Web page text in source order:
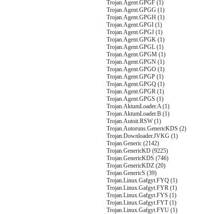
Trojan.Agent.GPGF (1)
Trojan.Agent.GPGG (1)
Trojan.Agent.GPGH (1)
Trojan.Agent.GPGI (1)
Trojan.Agent.GPGJ (1)
Trojan.Agent.GPGK (1)
Trojan.Agent.GPGL (1)
Trojan.Agent.GPGM (1)
Trojan.Agent.GPGN (1)
Trojan.Agent.GPGO (1)
Trojan.Agent.GPGP (1)
Trojan.Agent.GPGQ (1)
Trojan.Agent.GPGR (1)
Trojan.Agent.GPGS (1)
Trojan.AktumLoader.A (1)
Trojan.AktumLoader.B (1)
Trojan.Autoit.RSW (1)
Trojan.Autoruns.GenericKDS (2)
Trojan.Downloader.JVKG (1)
Trojan.Generic (2142)
Trojan.GenericKD (9225)
Trojan.GenericKDS (746)
Trojan.GenericKDZ (20)
Trojan.GenericS (39)
Trojan.Linux.Gafgyt.FYQ (1)
Trojan.Linux.Gafgyt.FYR (1)
Trojan.Linux.Gafgyt.FYS (1)
Trojan.Linux.Gafgyt.FYT (1)
Trojan.Linux.Gafgyt.FYU (1)